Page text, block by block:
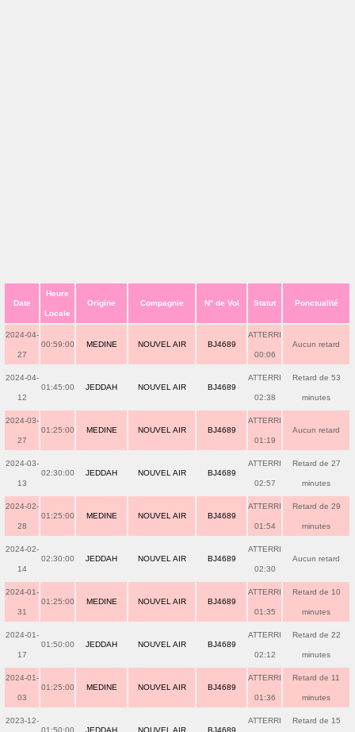
Date
Heure
Locale
Origine Compagnie N° de Vol Statut Ponctualité
2024-04-
27
00:59:00 MEDINE NOUVEL AIR BJ4689
ATTERRI
00:06
Aucun retard
2024-04-
12
01:45:00 JEDDAH NOUVEL AIR BJ4689
ATTERRI
02:38
Retard de 53
minutes
2024-03-
27
01:25:00 MEDINE NOUVEL AIR BJ4689
ATTERRI
01:19
Aucun retard
2024-03-
13
02:30:00 JEDDAH NOUVEL AIR BJ4689
ATTERRI
02:57
Retard de 27
minutes
2024-02-
28
01:25:00 MEDINE NOUVEL AIR BJ4689
ATTERRI
01:54
Retard de 29
minutes
2024-02-
14
02:30:00 JEDDAH NOUVEL AIR BJ4689
ATTERRI
02:30
Aucun retard
2024-01-
31
01:25:00 MEDINE NOUVEL AIR BJ4689
ATTERRI
01:35
Retard de 10
minutes
2024-01-
17
01:50:00 JEDDAH NOUVEL AIR BJ4689
ATTERRI
02:12
Retard de 22
minutes
2024-01-
03
01:25:00 MEDINE NOUVEL AIR BJ4689
ATTERRI
01:36
Retard de 11
minutes
2023-12-
01:50:00 JEDDAH NOUVEL AIR BJ4689
ATTERRI Retard de 15